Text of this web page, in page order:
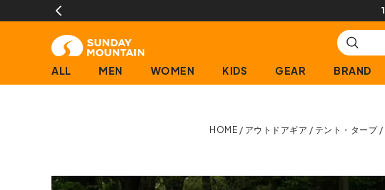
ALL MEN WOMEN KIDS GEAR BRAND
HOME アウトドアギア テント・タープ